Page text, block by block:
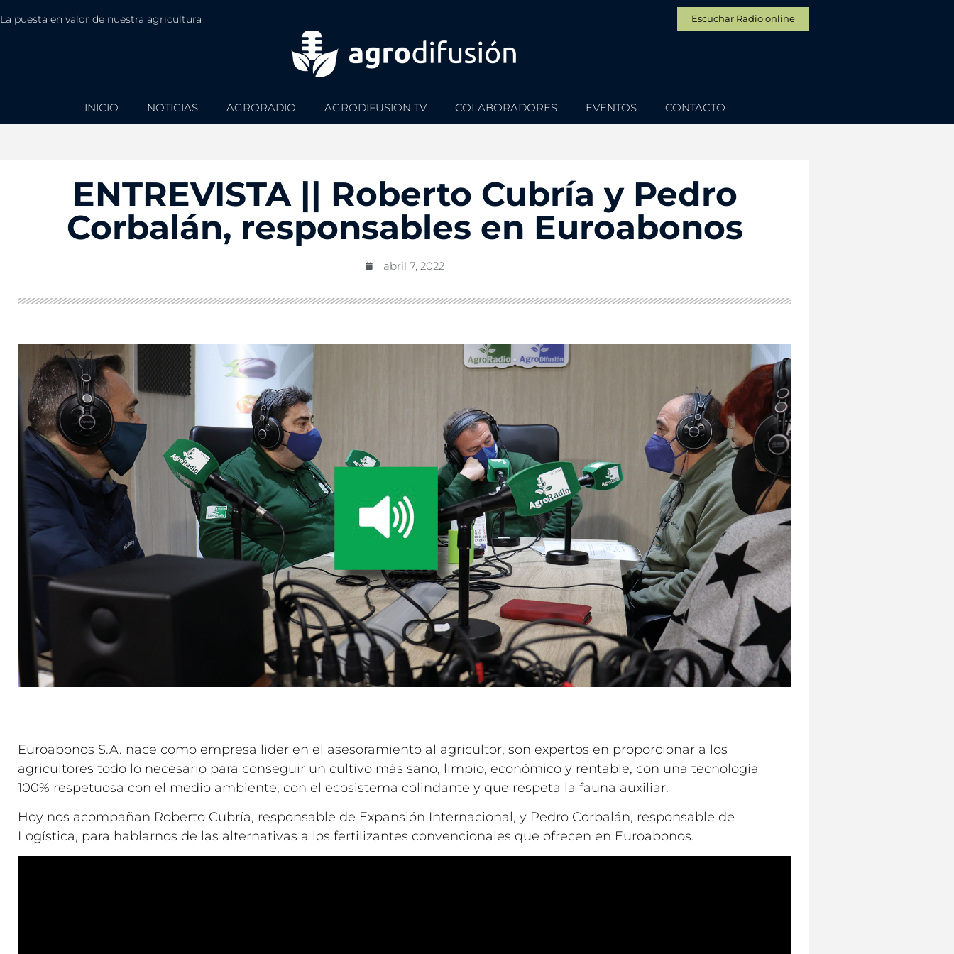
La puesta en valor de nuestra agricultura Escuchar Radio online
INICIO NOTICIAS AGRORADIO AGRODIFUSION TV COLABORADORES EVENTOS CONTACTO
ENTREVISTA || Roberto Cubría y Pedro
Corbalán, responsables en Euroabonos
abril 7, 2022
Euroabonos S.A. nace como empresa lider en el asesoramiento al agricultor, son expertos en proporcionar a los
agricultores todo lo necesario para conseguir un cultivo más sano, limpio, económico y rentable, con una tecnología
100% respetuosa con el medio ambiente, con el ecosistema colindante y que respeta la fauna auxiliar.
Hoy nos acompañan Roberto Cubría, responsable de Expansión Internacional, y Pedro Corbalán, responsable de
Logística, para hablarnos de las alternativas a los fertilizantes convencionales que ofrecen en Euroabonos.